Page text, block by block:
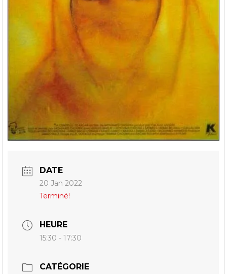
DATE
20 Jan 2022
Terminé!
HEURE
15:30 - 17:30
CATÉGORIE